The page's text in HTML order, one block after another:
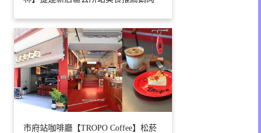
市府站咖啡廳【TROPO Coffee】松菸